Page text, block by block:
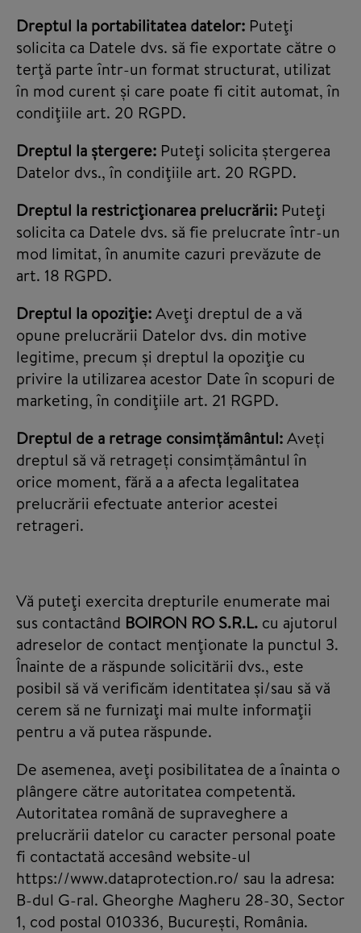
Dreptul la portabilitatea datelor: Puteţi
solicita ca Datele dvs. să fie exportate către o
terţă parte într-un format structurat, utilizat
în mod curent și care poate fi citit automat, în
condiţiile art. 20 RGPD.
Dreptul la ștergere: Puteţi solicita ștergerea
Datelor dvs., în condiţiile art. 20 RGPD.
Dreptul la restricţionarea prelucrării: Puteţi
solicita ca Datele dvs. să fie prelucrate într-un
mod limitat, în anumite cazuri prevăzute de
art. 18 RGPD.
Dreptul la opoziţie:Aveţi dreptul de a vă
opune prelucrării Datelor dvs. din motive
legitime, precum și dreptul la opoziţie cu
privire la utilizarea acestor Date în scopuri de
marketing, în condiţiile art. 21 RGPD.
Dreptul de a retrage consimțământul:Aveți
dreptul să vă retrageți consimțământul în
orice moment, fără a a afecta legalitatea
prelucrării efectuate anterior acestei
retrageri.
Vă puteţi exercita drepturile enumerate mai
sus contactând BOIRON RO S.R.L. cu ajutorul
adreselor de contact menţionate la punctul 3.
Înainte de a răspunde solicitării dvs., este
posibil să vă verificăm identitatea și/sau să vă
cerem să ne furnizaţi mai multe informaţii
pentru a vă putea răspunde.
De asemenea, aveţi posibilitatea de a înainta o
plângere către autoritatea competentă.
Autoritatea română de supraveghere a
prelucrării datelor cu caracter personal poate
fi contactată accesând website-ul
https://www.dataprotection.ro/ sau la adresa:
B-dul G-ral. Gheorghe Magheru 28-30, Sector
1, cod postal 010336, București, România.